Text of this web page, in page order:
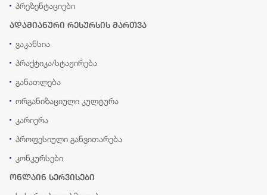
პრეზენტაციები
ადამიანური რესურსის მართვა
ვაკანსია
პრაქტიკა/სტაჟირება
განათლება
ორგანიზაციული კულტურა
კარიერა
პროფესიული განვითარება
კონკურსები
ონლაინ სერვისები